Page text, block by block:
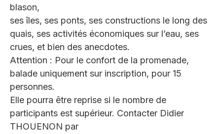
blason,
ses îles, ses ponts, ses constructions le long des
quais, ses activités économiques sur l’eau, ses
crues, et bien des anecdotes.
Attention : Pour le confort de la promenade,
balade uniquement sur inscription, pour 15
personnes.
Elle pourra être reprise si le nombre de
participants est supérieur. Contacter Didier
THOUENON par